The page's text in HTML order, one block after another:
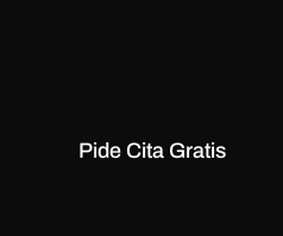
Pide Cita Gratis